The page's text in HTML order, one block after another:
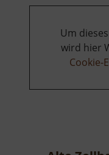
Um
wird hier
Cookie-